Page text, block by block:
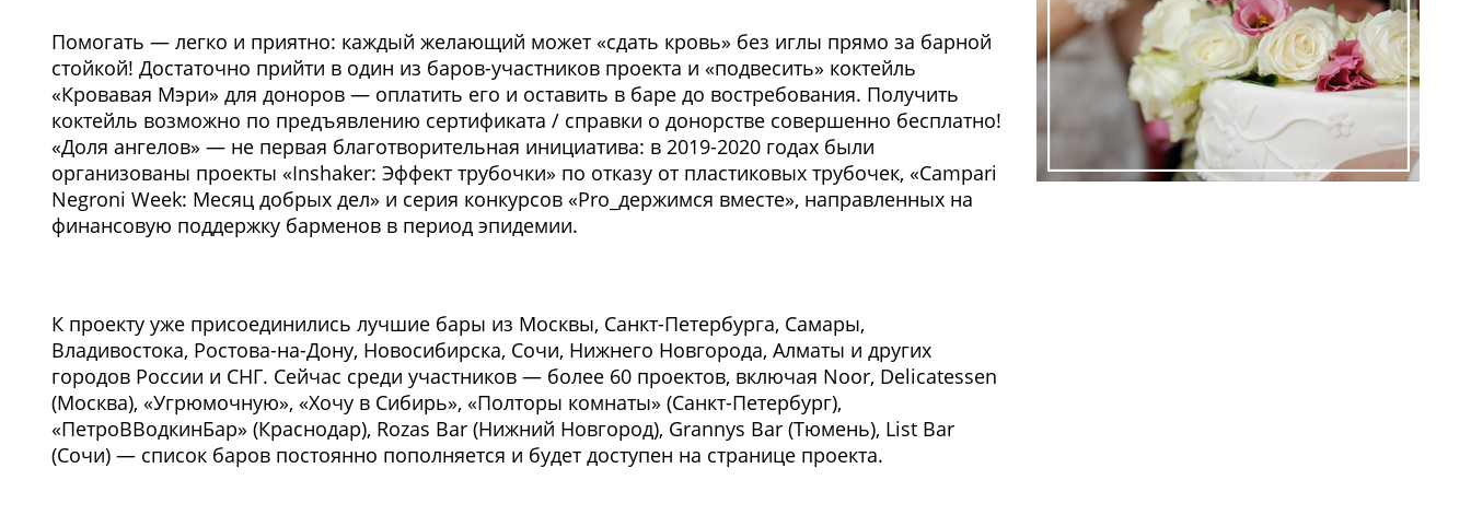
Помогать — легко и приятно: каждый желающий может «сдать кровь» без иглы прямо за барной
стойкой! Достаточно прийти в один из баров-участников проекта и «подвесить» коктейль
«Кровавая Мэри» для доноров — оплатить его и оставить в баре до востребования. Получить
коктейль возможно по предъявлению сертификата / справки о донорстве совершенно бесплатно!
«Доля ангелов» — не первая благотворительная инициатива: в 2019-2020 годах были
организованы проекты «Inshaker: Эффект трубочки» по отказу от пластиковых трубочек, «Campari
Negroni Week: Месяц добрых дел» и серия конкурсов «Pro_держимся вместе», направленных на
финансовую поддержку барменов в период эпидемии.
К проекту уже присоединились лучшие бары из Москвы, Санкт-Петербурга, Самары,
Владивостока, Ростова-на-Дону, Новосибирска, Сочи, Нижнего Новгорода, Алматы и других
городов России и СНГ. Сейчас среди участников — более 60 проектов, включая Noor, Delicatessen
(Москва), «Угрюмочную», «Хочу в Сибирь», «Полторы комнаты» (Санкт-Петербург),
«ПетроВВодкинБар» (Краснодар), Rozas Bar (Нижний Новгород), Grannys Bar (Тюмень), List Bar
(Сочи) — список баров постоянно пополняется и будет доступен на странице проекта.
Фото предоставлены заведением